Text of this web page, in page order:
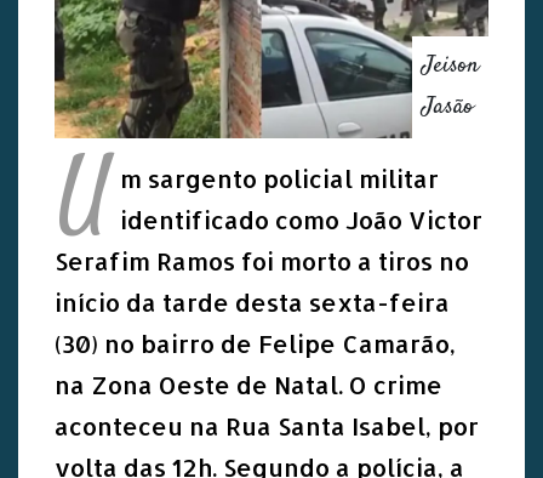
Jeison
Jasão
U m sargento policial militar
identificado como João Victor
Serafim Ramos foi morto a tiros no
início da tarde desta sexta-feira
(30) no bairro de Felipe Camarão,
na Zona Oeste de Natal. O crime
aconteceu na Rua Santa Isabel, por
volta das 12h. Segundo a polícia, a